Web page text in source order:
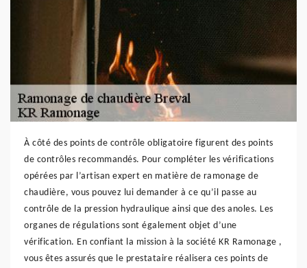
À côté des points de contrôle obligatoire figurent des points
de contrôles recommandés. Pour compléter les vérifications
opérées par l’artisan expert en matière de ramonage de
chaudière, vous pouvez lui demander à ce qu’il passe au
contrôle de la pression hydraulique ainsi que des anoles. Les
organes de régulations sont également objet d’une
vérification. En confiant la mission à la société KR Ramonage ,
vous êtes assurés que le prestataire réalisera ces points de